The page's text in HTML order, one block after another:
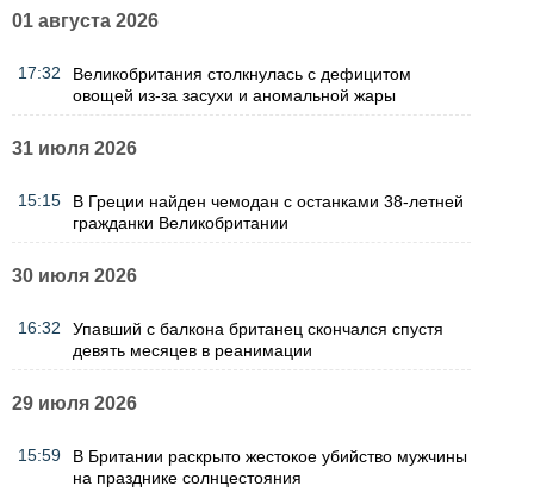
01 августа 2026
17:32
Великобритания столкнулась с дефицитом
овощей из-за засухи и аномальной жары
31 июля 2026
15:15
В Греции найден чемодан с останками 38-летней
гражданки Великобритании
30 июля 2026
16:32
Упавший с балкона британец скончался спустя
девять месяцев в реанимации
29 июля 2026
15:59
В Британии раскрыто жестокое убийство мужчины
на празднике солнцестояния